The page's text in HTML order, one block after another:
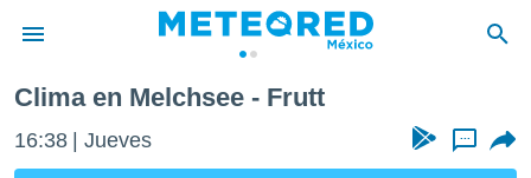
de
Clima en Melchsee - Frutt
16:38 Jueves ...